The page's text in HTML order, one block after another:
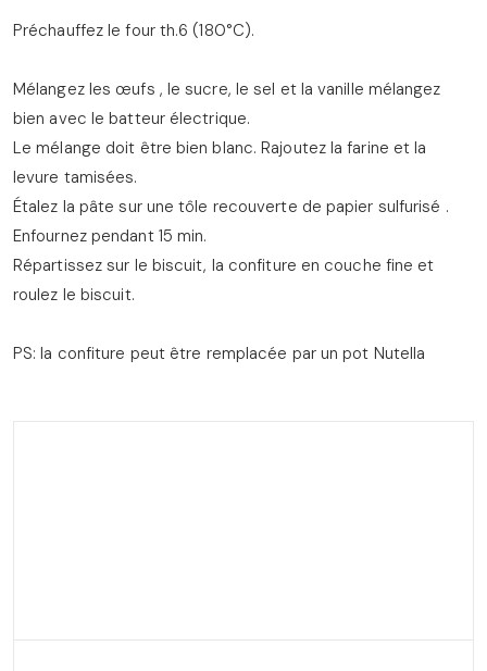
Préchauffez le four th.6 (180°C).
Mélangez les œufs , le sucre, le sel et la vanille mélangez
bien avec le batteur électrique.
Le mélange doit être bien blanc. Rajoutez la farine et la
levure tamisées.
Étalez la pâte sur une tôle recouverte de papier sulfurisé .
Enfournez pendant 15 min.
Répartissez sur le biscuit, la confiture en couche fine et
roulez le biscuit.
PS: la confiture peut être remplacée par un pot Nutella